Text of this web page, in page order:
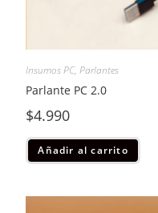
Insumos PC,Parlantes
Parlante PC 2.0
$4.990
Añadir al carrito